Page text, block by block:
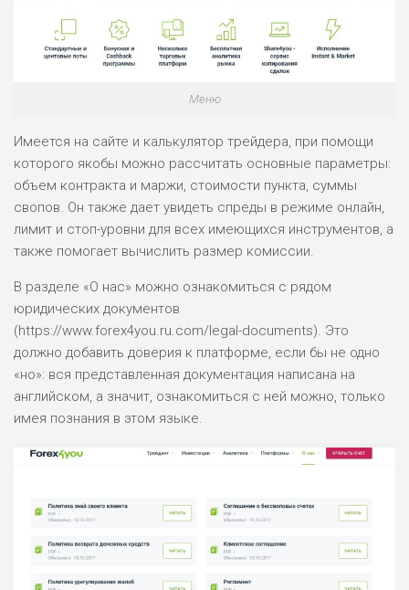
ЛЮБИТЕЛЯ
М СТАВОК
ПОДОЙДЕТ
ВСЕМ
РИСКИ: НИЗКИЕ
ДОХОД: НИЗКИЙ
ПОДОЙДЕТ
РИСКИ: НИЗКИЕ
ДОХОД: СРЕДНИЙ
Меню
Имеется на сайте и калькулятор трейдера, при помощи
которого якобы можно рассчитать основные параметры:
объем контракта и маржи, стоимости пункта, суммы
свопов. Он также дает увидеть спреды в режиме онлайн,
лимит и стоп-уровни для всех имеющихся инструментов, а
также помогает вычислить размер комиссии.
В разделе «О нас» можно ознакомиться с рядом
юридических документов
(https://www.forex4you.ru.com/legal-documents). Это
должно добавить доверия к платформе, если бы не одно
«но»: вся представленная документация написана на
английском, а значит, ознакомиться с ней можно, только
имея познания в этом языке.